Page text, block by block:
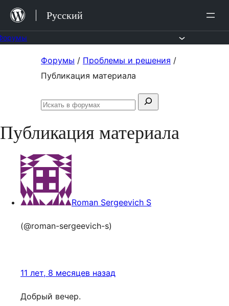
Перейти
содержимому
Русский
Форумы / Проблемы и решения /
Публикация материала
Поиск:
Искать
Публикация материала
Roman Sergeevich S
(@roman-sergeevich-s)
11 лет, 8 месяцев назад
Добрый вечер.